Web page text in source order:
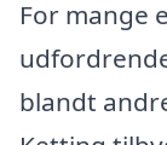
For mange
blandt